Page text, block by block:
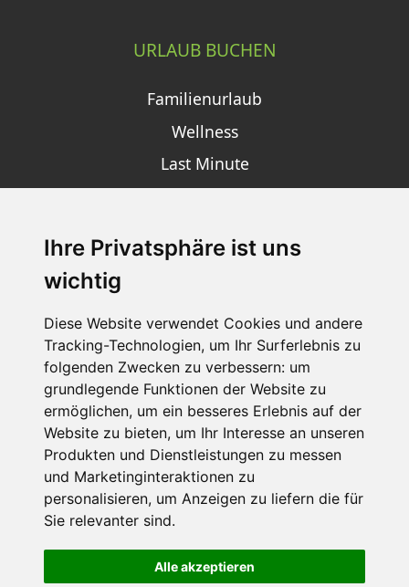
Ihre Privatsphäre ist uns
wichtig
Diese Website verwendet Cookies und andere
Tracking-Technologien, um Ihr Surferlebnis zu
folgenden Zwecken zu verbessern: um
grundlegende Funktionen der Website zu
ermöglichen, um ein besseres Erlebnis auf der
Website zu bieten, um Ihr Interesse an unseren
Produkten und Dienstleistungen zu messen
und Marketinginteraktionen zu
personalisieren, um Anzeigen zu liefern die für
Sie relevanter sind.
Alle akzeptieren
URLAUB BUCHEN
Familienurlaub
Wellness
Last Minute
SCHNEEHÖHEN SKI APP
Die Schneehoehen Ski APP für iOS und Android - Ein
Muss für alle Wintersportler und Schneefreaks!
Impressum
Datenschutz
Nutzungsbedingungen
Portale
FAQ Newsletter Mediadaten